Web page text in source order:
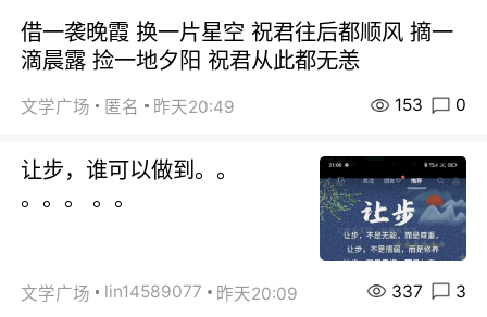
借一袭晚霞 换一片星空 祝君往后都顺风 摘一
滴晨露 捡一地夕阳 祝君从此都无恙
文学广场 匿名 昨天20:49 153 0
让步，谁可以做到。。
。。。 。。
文学广场 lin14589077 昨天20:09 337 3